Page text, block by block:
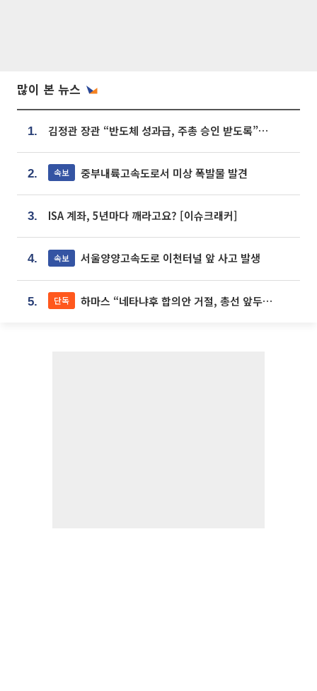
많이 본 뉴스
1. 김정관 장관 “반도체 성과급, 주총 승인 받도록”…상법·자본시장법 개정 시사
2. 속보 중부내륙고속도로서 미상 폭발물 발견
3. ISA 계좌, 5년마다 깨라고요? [이슈크래커]
4. 속보 서울양양고속도로 이천터널 앞 사고 발생
5. 단독 하마스 “네타냐후 합의안 거절, 총선 앞두고 시간 끌기”